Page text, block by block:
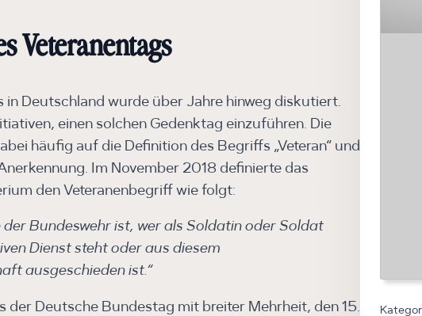
Veteranentags
in Deutschland wurde über Jahre hinweg diskutiert.
einen solchen Gedenktag einzuführen. Die
häufig auf die Definition des Begriffs „Veteran“ und
Im November 2018 definierte das
den Veteranenbegriff wie folgt:
der Bundeswehr ist, wer als Soldatin oder Soldat
Dienst steht oder aus diesem
ausgeschieden ist.“
der Deutsche Bundestag mit breiter Mehrheit, den 15.